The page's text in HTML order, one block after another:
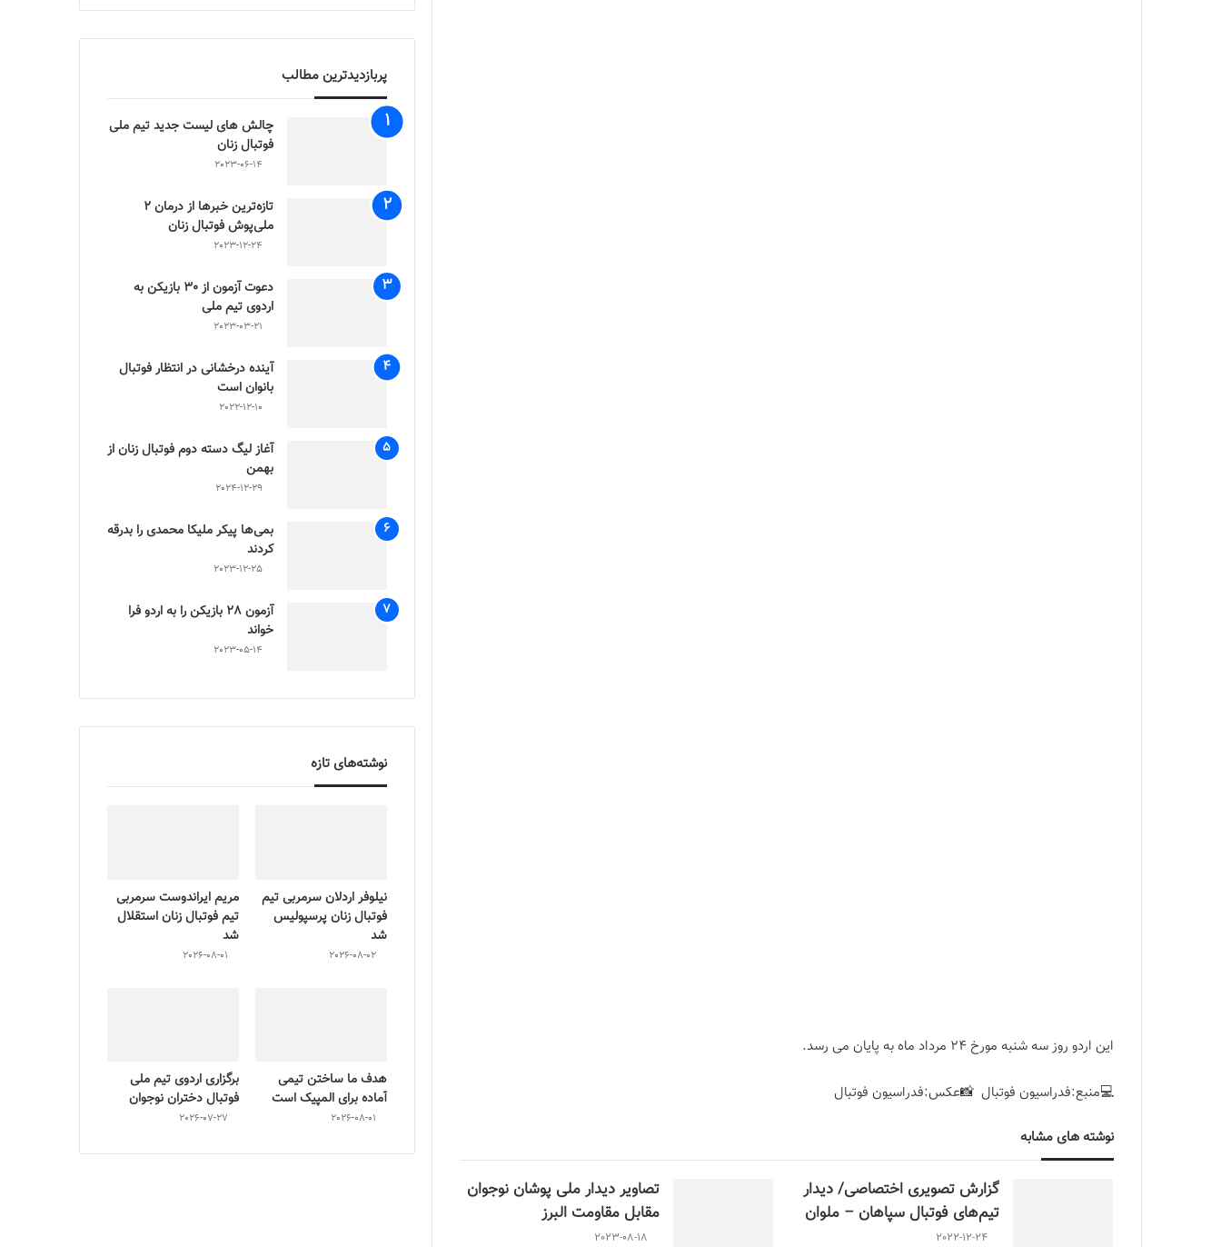
این اردو روز سه شنبه مورخ 24 مرداد ماه به پایان می رسد.
💻منبع:فدراسیون فوتبال 📸عکس:فدراسیون فوتبال
نوشته های مشابه
گزارش تصویری اختصاصی/ دیدار
تیم‌های فوتبال سپاهان – ملوان
2022-12-24
تصاویر دیدار ملی پوشان نوجوان
مقابل مقاومت البرز
2023-08-18
پربازدیدترین مطالب
چالش هاى ليست جدید تيم ملى
فوتبال زنان
2023-06-14
تازه‌ترین خبرها از درمان ۲
ملی‌پوش فوتبال زنان
2023-12-24
دعوت آزمون از 30 بازیکن به
اردوی تیم ملی
2023-03-21
آینده درخشانی در انتظار فوتبال
بانوان است
2022-12-10
آغاز لیگ دسته دوم فوتبال زنان از
بهمن
2024-12-29
بمی‌ها پیکر ملیکا محمدی را بدرقه
کردند
2023-12-25
آزمون 28 بازیکن را به اردو فرا
خواند
2023-05-14
نوشته‌های تازه
نیلوفر اردلان سرمربی تیم
فوتبال زنان پرسپولیس
شد
2026-08-02
مریم ایراندوست سرمربی
تیم فوتبال زنان استقلال
شد
2026-08-01
هدف ما ساختن تیمی
آماده برای المپیک است
2026-08-01
برگزاری اردوی تیم ملی
فوتبال دختران نوجوان
2026-07-27